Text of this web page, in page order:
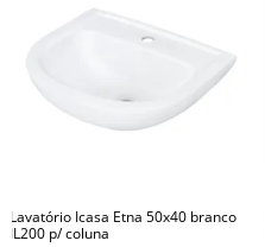
Lavatório Icasa Etna 50x40 branco
IL200 p/ coluna